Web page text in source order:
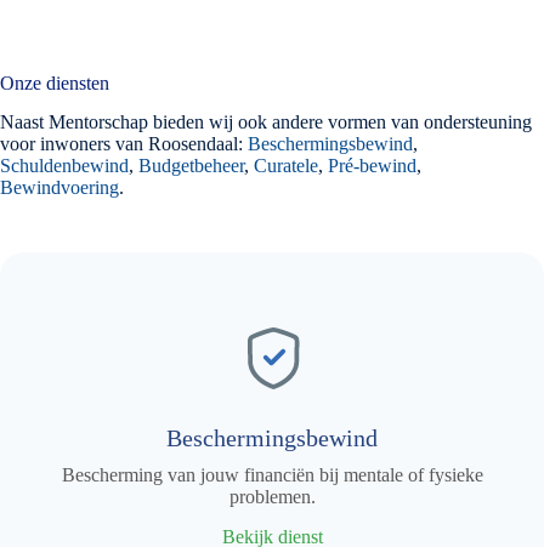
Onze diensten
Naast Mentorschap bieden wij ook andere vormen van ondersteuning
voor inwoners van Roosendaal: Beschermingsbewind,
Schuldenbewind, Budgetbeheer, Curatele, Pré-bewind,
Bewindvoering.
Beschermingsbewind
Bescherming van jouw financiën bij mentale of fysieke
problemen.
Bekijk dienst